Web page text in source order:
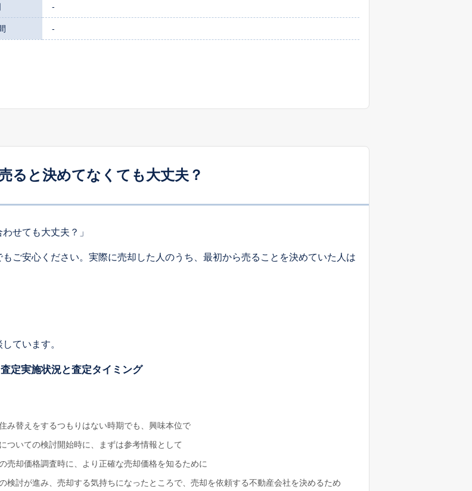
-
-
ると決めてなくても大丈夫？
せても大丈夫？」
ご安心ください。実際に売却した人のうち、最初から売ることを決めていた人は
ています。
査定実施状況と査定タイミング
み替えをするつもりはない時期でも、興味本位で
ついての検討開始時に、まずは参考情報として
売却価格調査時に、より正確な売却価格を知るために
検討が進み、売却する気持ちになったところで、売却を依頼する不動産会社を決めるため